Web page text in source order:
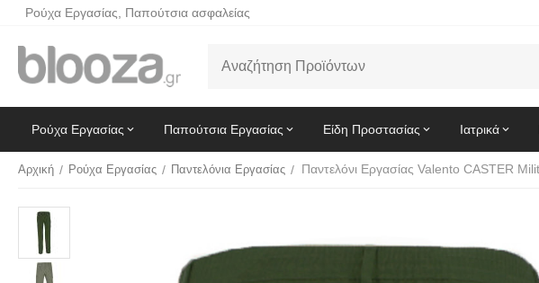
Ρούχα Εργασίας, Παπούτσια ασφαλείας
Ρούχα Εργασίας Παπούτσια Εργασίας Είδη Προστασίας Ιατρικά
Αρχική / Ρούχα Εργασίας / Παντελόνια Εργασίας /